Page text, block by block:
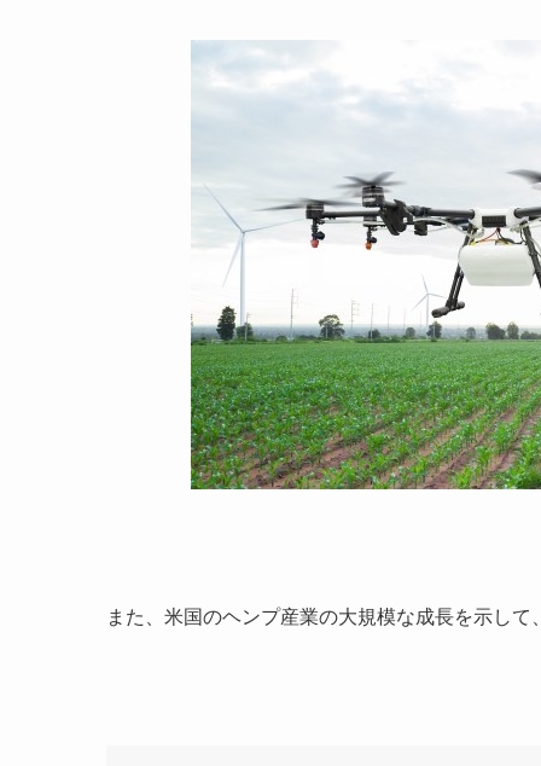
また、米国のヘンプ産業の大規模な成長を示して、